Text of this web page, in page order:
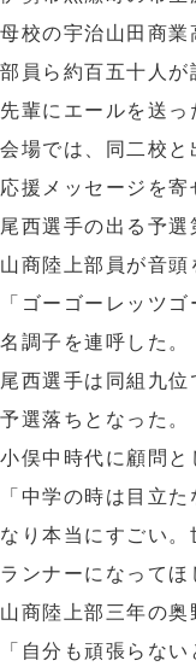
母校の宇治山田商
部員ら約百五十人
先輩にエールを送っ
会場では、同二校と
応援メッセージを寄
尾西選手の出る予選
山商陸上部員が音頭
「ゴーゴーレッツ
名調子を連呼した。
尾西選手は同組九
予選落ちとなった。
小俣中時代に顧問
「中学の時は目立
なり本当にすごい
ランナーになってほ
山商陸上部三年の奥
「自分も頑張らな